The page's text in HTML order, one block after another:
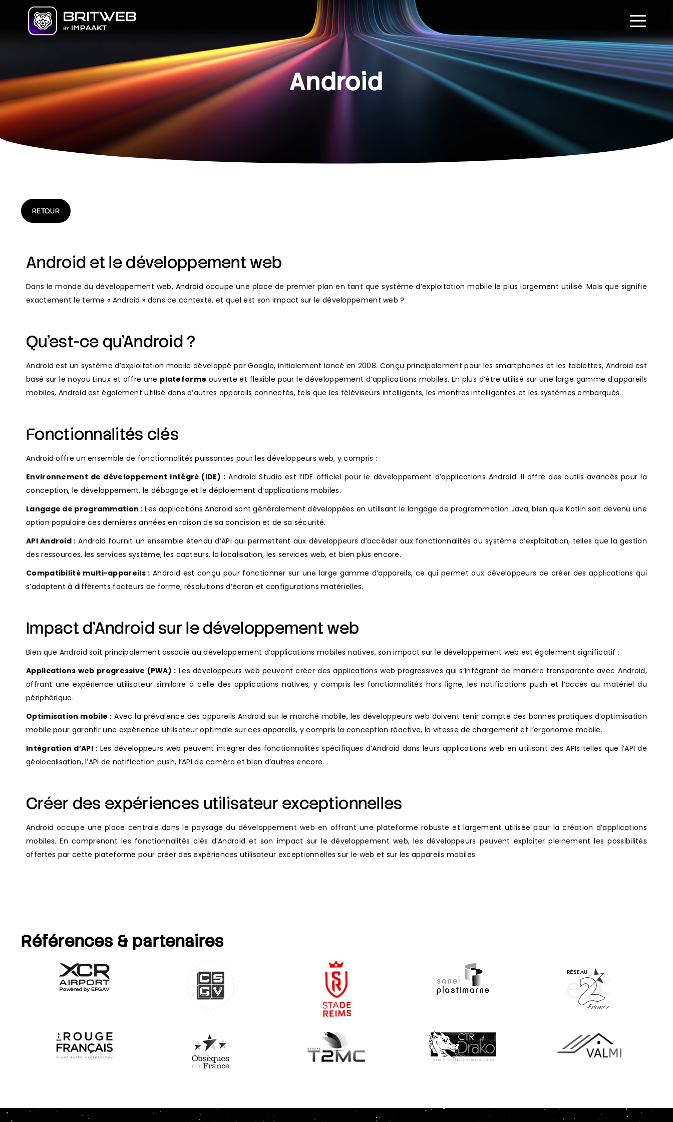
Android
RETOUR
Android et le développement web
Dans le monde du développement web, Android occupe une place de premier plan en tant que système d’exploitation mobile le plus largement utilisé. Mais que signifie
exactement le terme « Android » dans ce contexte, et quel est son impact sur le développement web ?
Qu’est-ce qu’Android ?
Android est un système d’exploitation mobile développé par Google, initialement lancé en 2008. Conçu principalement pour les smartphones et les tablettes, Android est
basé sur le noyau Linux et offre une plateforme ouverte et flexible pour le développement d’applications mobiles. En plus d’être utilisé sur une large gamme d’appareils
mobiles, Android est également utilisé dans d’autres appareils connectés, tels que les téléviseurs intelligents, les montres intelligentes et les systèmes embarqués.
Fonctionnalités clés
Android offre un ensemble de fonctionnalités puissantes pour les développeurs web, y compris :
Environnement de développement intégré (IDE) : Android Studio est l’IDE officiel pour le développement d’applications Android. Il offre des outils avancés pour la
conception, le développement, le débogage et le déploiement d’applications mobiles.
Langage de programmation :Les applications Android sont généralement développées en utilisant le langage de programmation Java, bien que Kotlin soit devenu une
option populaire ces dernières années en raison de sa concision et de sa sécurité.
API Android : Android fournit un ensemble étendu d’API qui permettent aux développeurs d’accéder aux fonctionnalités du système d’exploitation, telles que la gestion
des ressources, les services système, les capteurs, la localisation, les services web, et bien plus encore.
Compatibilité multi-appareils : Android est conçu pour fonctionner sur une large gamme d’appareils, ce qui permet aux développeurs de créer des applications qui
s’adaptent à différents facteurs de forme, résolutions d’écran et configurations matérielles.
Impact d’Android sur le développement web
Bien que Android soit principalement associé au développement d’applications mobiles natives, son impact sur le développement web est également significatif :
Applications web progressive (PWA) : Les développeurs web peuvent créer des applications web progressives qui s’intègrent de manière transparente avec Android,
offrant une expérience utilisateur similaire à celle des applications natives, y compris les fonctionnalités hors ligne, les notifications push et l’accès au matériel du
périphérique.
Optimisation mobile : Avec la prévalence des appareils Android sur le marché mobile, les développeurs web doivent tenir compte des bonnes pratiques d’optimisation
mobile pour garantir une expérience utilisateur optimale sur ces appareils, y compris la conception réactive, la vitesse de chargement et l’ergonomie mobile.
Intégration d’API : Les développeurs web peuvent intégrer des fonctionnalités spécifiques d’Android dans leurs applications web en utilisant des APIs telles que l’API de
géolocalisation, l’API de notification push, l’API de caméra et bien d’autres encore.
Créer des expériences utilisateur exceptionnelles
Android occupe une place centrale dans le paysage du développement web en offrant une plateforme robuste et largement utilisée pour la création d’applications
mobiles. En comprenant les fonctionnalités clés d’Android et son impact sur le développement web, les développeurs peuvent exploiter pleinement les possibilités
offertes par cette plateforme pour créer des expériences utilisateur exceptionnelles sur le web et sur les appareils mobiles.
Références & partenaires